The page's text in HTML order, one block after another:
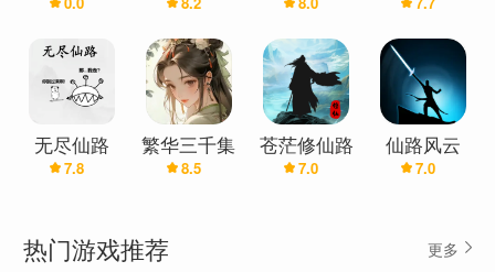
(0.1折买断
无尽仙路
7.8
繁华三千集
8.5
苍茫修仙路
7.0
仙路风云
7.0
热门游戏推荐 更多